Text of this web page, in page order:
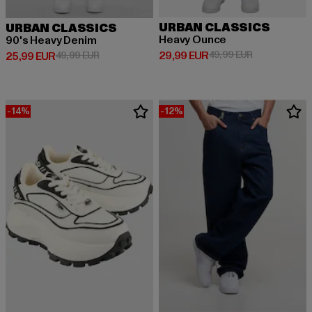
URBAN CLASSICS
90's Heavy Denim
25,99 EUR
Derzeitiger Preis: 25,99 EUR
49,99 EURAktionspreis: 49,99 EUR
URBAN CLASSICS
Heavy Ounce
29,99 EUR
Derzeitiger Preis: 29,99 EUR
49,99 EURAktionspreis:
-14% -12%